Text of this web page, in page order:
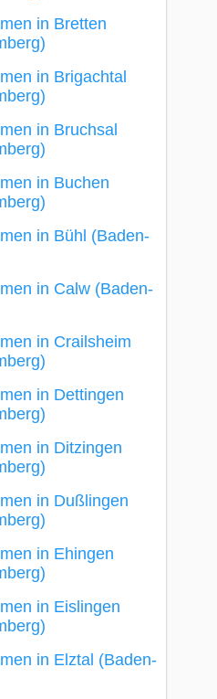
in Bretten
in Brigachtal
in Bruchsal
in Buchen
in Bühl (Baden-
in Calw (Baden-
in Crailsheim
in Dettingen
in Ditzingen
in Dußlingen
in Ehingen
in Eislingen
in Elztal (Baden-